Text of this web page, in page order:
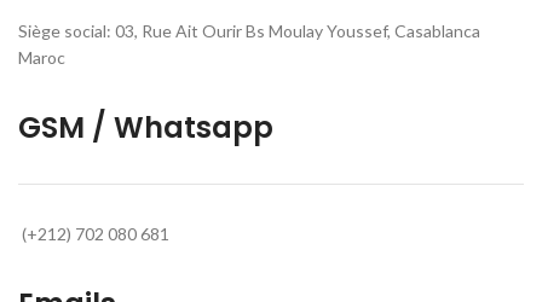
Siège social: 03, Rue Ait Ourir Bs Moulay Youssef, Casablanca
Maroc
GSM / Whatsapp
(+212) 702 080 681